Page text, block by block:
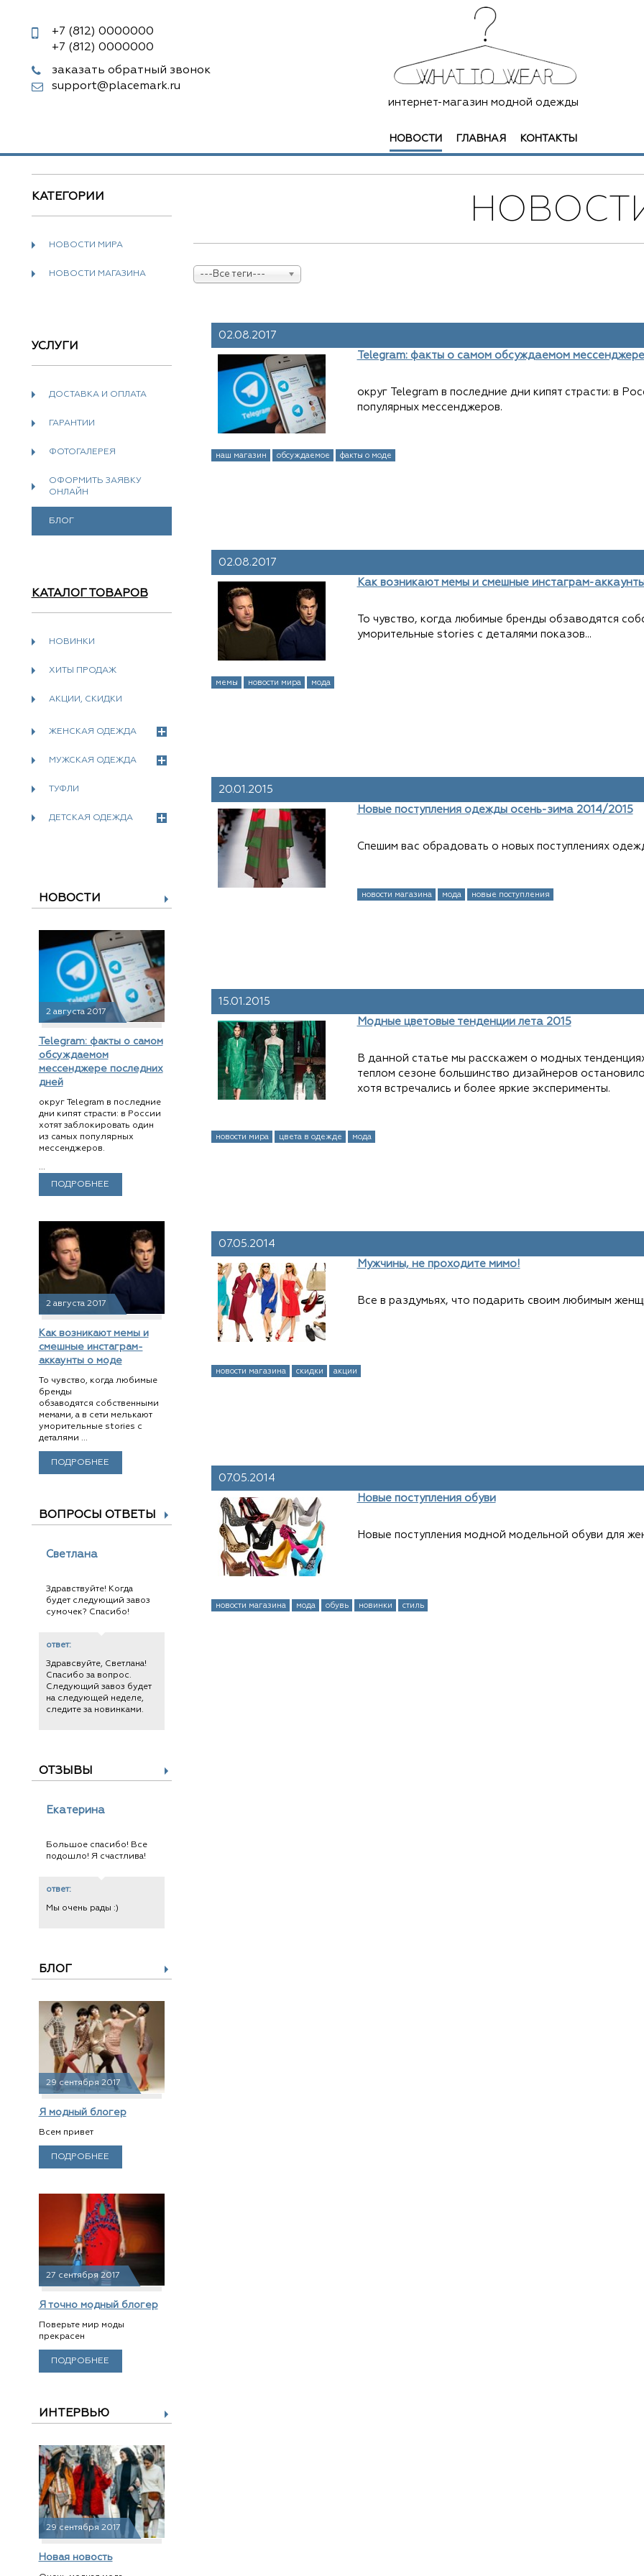
+7 (812) 0000000
+7 (812) 0000000
заказать обратный звонок
support@placemark.ru
интернет-магазин модной одежды
НОВОСТИ ГЛАВНАЯ КОНТАКТЫ
КАТЕГОРИИ
НОВОСТИ МИРА
НОВОСТИ МАГАЗИНА
УСЛУГИ
ДОСТАВКА И ОПЛАТА
ГАРАНТИИ
ФОТОГАЛЕРЕЯ
ОФОРМИТЬ ЗАЯВКУ
ОНЛАЙН
БЛОГ
КАТАЛОГ ТОВАРОВ
НОВИНКИ
ХИТЫ ПРОДАЖ
АКЦИИ, СКИДКИ
ЖЕНСКАЯ ОДЕЖДА
МУЖСКАЯ ОДЕЖДА
ТУФЛИ
ДЕТСКАЯ ОДЕЖДА
НОВОСТИ
2 августа 2017
Telegram: факты о самом
обсуждаемом
мессенджере последних
дней
округ Telegram в последние
дни кипят страсти: в России
хотят заблокировать один
из самых популярных
мессенджеров.
...
ПОДРОБНЕЕ
2 августа 2017
Как возникают мемы и
смешные инстаграм-
аккаунты о моде
То чувство, когда любимые
бренды
обзаводятся собственными
мемами, а в сети мелькают
уморительные stories с
деталями ...
ПОДРОБНЕЕ
ВОПРОСЫ ОТВЕТЫ
Светлана
Здравствуйте! Когда
будет следующий завоз
сумочек? Спасибо!
ответ:
Здравсвуйте, Светлана!
Спасибо за вопрос.
Следующий завоз будет
на следующей неделе,
следите за новинками.
ОТЗЫВЫ
Екатерина
Большое спасибо! Все
подошло! Я счастлива!
ответ:
Мы очень рады :)
БЛОГ
29 сентября 2017
Я модный блогер
Всем привет
ПОДРОБНЕЕ
27 сентября 2017
Я точно модный блогер
Поверьте мир моды
прекрасен
ПОДРОБНЕЕ
ИНТЕРВЬЮ
29 сентября 2017
Новая новость
---Все теги---
02.08.2017
Telegram: факты о самом обсуждаемом
округ Telegram в последние дни кипят страсти: в
популярных мессенджеров.
наш магазин обсуждаемое факты о моде
02.08.2017
Как возникают мемы и смешные инстаграм-
То чувство, когда любимые бренды обзаводятся
уморительные stories с деталями показов...
мемы новости мира мода
20.01.2015
Новые поступления одежды осень-зима 2014/2015
Спешим вас обрадовать о новых поступлениях
новости магазина мода новые поступления
15.01.2015
Модные цветовые тенденции лета 2015
В данной статье мы расскажем о модных
теплом сезоне большинство дизайнеров
хотя встречались и более яркие эксперименты.
новости мира цвета в одежде мода
07.05.2014
Мужчины, не проходите мимо!
Все в раздумьях, что подарить своим любимым
новости магазина скидки акции
07.05.2014
Новые поступления обуви
Новые поступления модной модельной обуви для
новости магазина мода обувь новинки стиль